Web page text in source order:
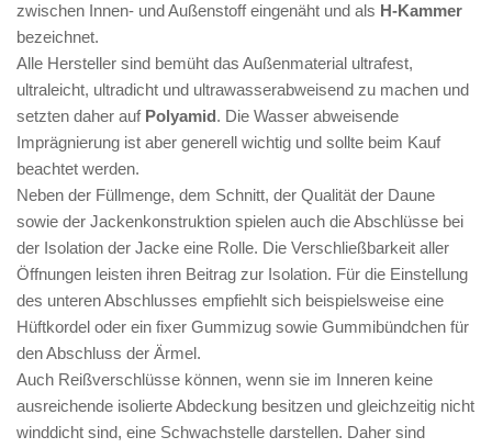
zwischen Innen- und Außenstoff eingenäht und als H-Kammer
bezeichnet.
Alle Hersteller sind bemüht das Außenmaterial ultrafest,
ultraleicht, ultradicht und ultrawasserabweisend zu machen und
setzten daher auf Polyamid. Die Wasser abweisende
Imprägnierung ist aber generell wichtig und sollte beim Kauf
beachtet werden.
Neben der Füllmenge, dem Schnitt, der Qualität der Daune
sowie der Jackenkonstruktion spielen auch die Abschlüsse bei
der Isolation der Jacke eine Rolle. Die Verschließbarkeit aller
Öffnungen leisten ihren Beitrag zur Isolation. Für die Einstellung
des unteren Abschlusses empfiehlt sich beispielsweise eine
Hüftkordel oder ein fixer Gummizug sowie Gummibündchen für
den Abschluss der Ärmel.
Auch Reißverschlüsse können, wenn sie im Inneren keine
ausreichende isolierte Abdeckung besitzen und gleichzeitig nicht
winddicht sind, eine Schwachstelle darstellen. Daher sind